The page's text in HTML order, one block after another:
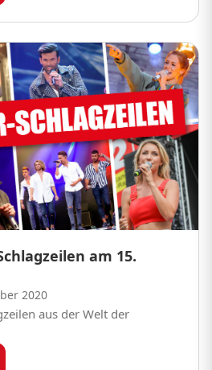
am 15.
2020
aus der Welt der